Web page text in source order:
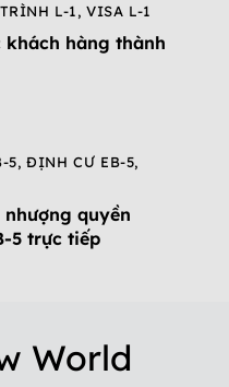
L-1,VISA L-1
khách hàng thành
5,ĐỊNH CƯ EB-5,
quyền
5 trực tiếp